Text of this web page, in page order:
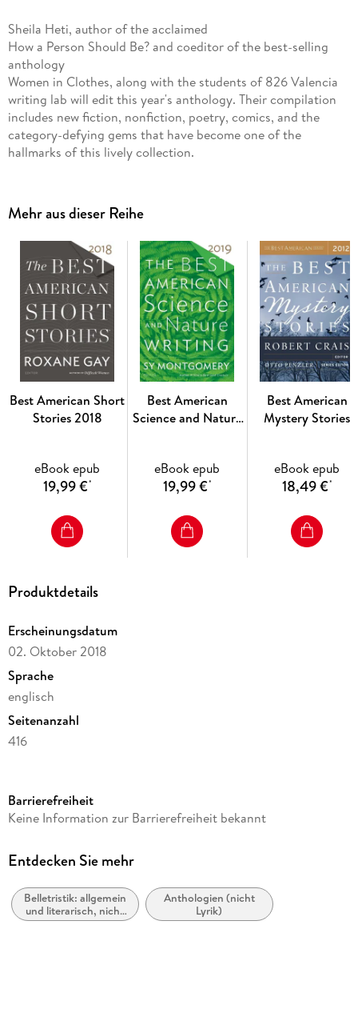
Sheila Heti, author of the acclaimed
How a Person Should Be? and coeditor of the best-selling
anthology
Women in Clothes, along with the students of 826 Valencia
writing lab will edit this year's anthology. Their compilation
includes new fiction, nonfiction, poetry, comics, and the
category-defying gems that have become one of the
hallmarks of this lively collection.
Mehr aus dieser Reihe
Best American Short
Stories 2018
eBook epub
19,99 €*
Best American
Science and Nature
eBook epub
19,99 €*
Best American
Mystery Stories
eBook epub
18,49 €*
Produktdetails
Erscheinungsdatum
02. Oktober 2018
Sprache
englisch
Seitenanzahl
416
Reihe
Herausgegeben von
Verlag/Hersteller
HMH Books
Barrierefreiheit
Keine Information zur Barrierefreiheit bekannt
Entdecken Sie mehr
Belletristik: allgemein
und literarisch, nicht
nach Genre
Anthologien (nicht
Lyrik)